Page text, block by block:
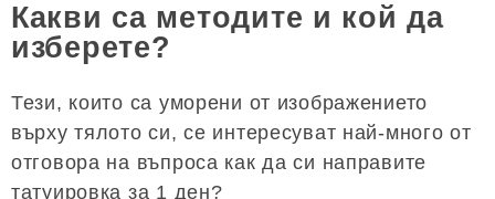
Какви са методите и кой да
изберете?
Тези, които са уморени от изображението
върху тялото си, се интересуват най-много от
отговора на въпроса как да си направите
татуировка за 1 ден?